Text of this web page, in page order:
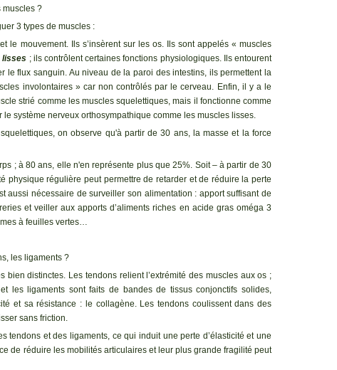
muscles ?
3 types de muscles :
le mouvement. Ils s’insèrent sur les os. Ils sont appelés « muscles
lisses ; ils contrôlent certaines fonctions physiologiques. Ils entourent
le flux sanguin. Au niveau de la paroi des intestins, ils permettent la
involontaires » car non contrôlés par le cerveau. Enfin, il y a le
strié comme les muscles squelettiques, mais il fonctionne comme
système nerveux orthosympathique comme les muscles lisses.
on observe qu'à partir de 30 ans, la masse et la force
; à 80 ans, elle n'en représente plus que 25%. Soit – à partir de 30
physique régulière peut permettre de retarder et de réduire la perte
aussi nécessaire de surveiller son alimentation : apport suffisant de
et veiller aux apports d’aliments riches en acide gras oméga 3
à feuilles vertes…
les ligaments ?
bien distinctes. Les tendons relient l’extrémité des muscles aux os ;
les ligaments sont faits de bandes de tissus conjonctifs solides,
et sa résistance : le collagène. Les tendons coulissent dans des
sans friction.
et des ligaments, ce qui induit une perte d’élasticité et une
de réduire les mobilités articulaires et leur plus grande fragilité peut